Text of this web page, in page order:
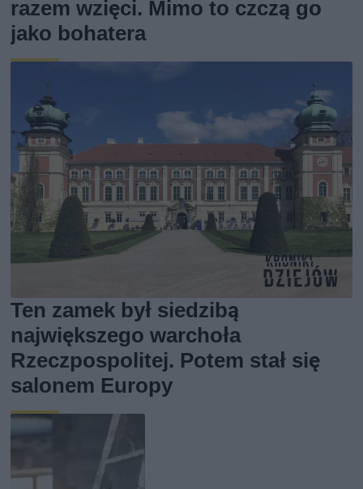
razem wzięci. Mimo to czczą go
jako bohatera
Ten zamek był siedzibą
największego warchoła
Rzeczpospolitej. Potem stał się
salonem Europy